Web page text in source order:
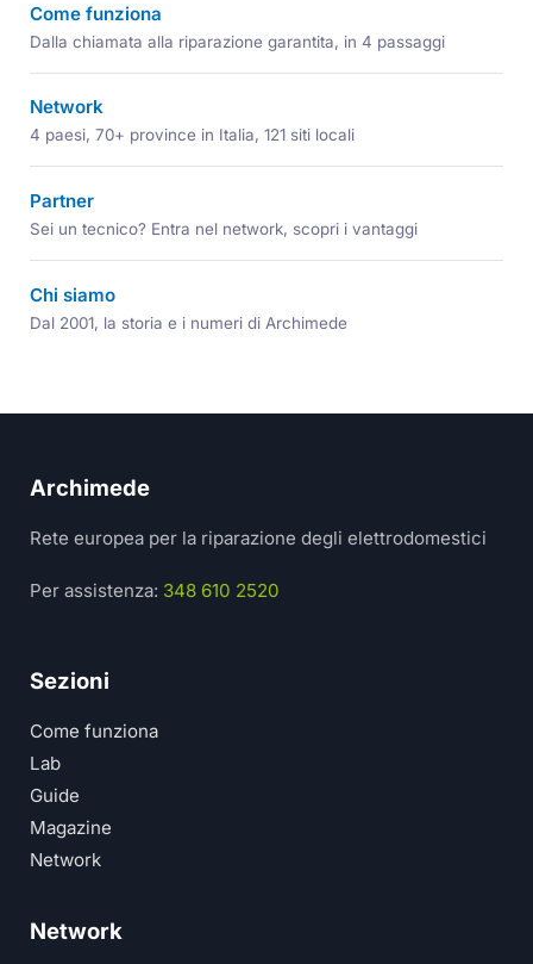
Come funziona
Dalla chiamata alla riparazione garantita, in 4 passaggi
Network
4 paesi, 70+ province in Italia, 121 siti locali
Partner
Sei un tecnico? Entra nel network, scopri i vantaggi
Chi siamo
Dal 2001, la storia e i numeri di Archimede
Archimede
Rete europea per la riparazione degli elettrodomestici
Per assistenza: 348 610 2520
Sezioni
Come funziona
Lab
Guide
Magazine
Network
Network